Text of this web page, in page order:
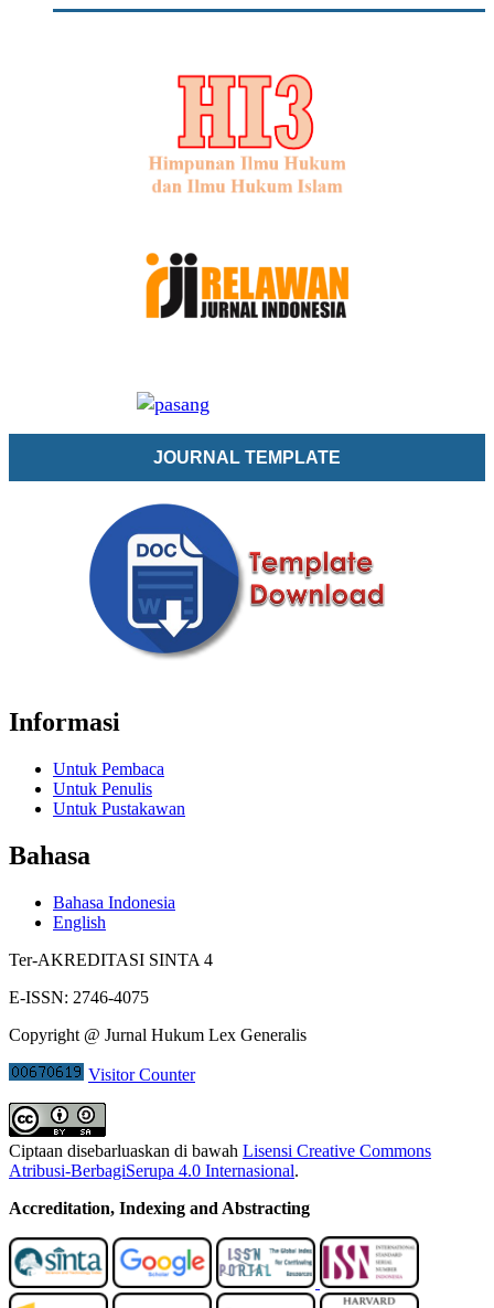
JOURNAL TEMPLATE
Informasi
Untuk Pembaca
Untuk Penulis
Untuk Pustakawan
Bahasa
Bahasa Indonesia
English
Ter-AKREDITASI SINTA 4
E-ISSN: 2746-4075
Copyright @ Jurnal Hukum Lex Generalis
Visitor Counter
Ciptaan disebarluaskan di bawah Lisensi Creative Commons
Atribusi-BerbagiSerupa 4.0 Internasional.
Accreditation, Indexing and Abstracting